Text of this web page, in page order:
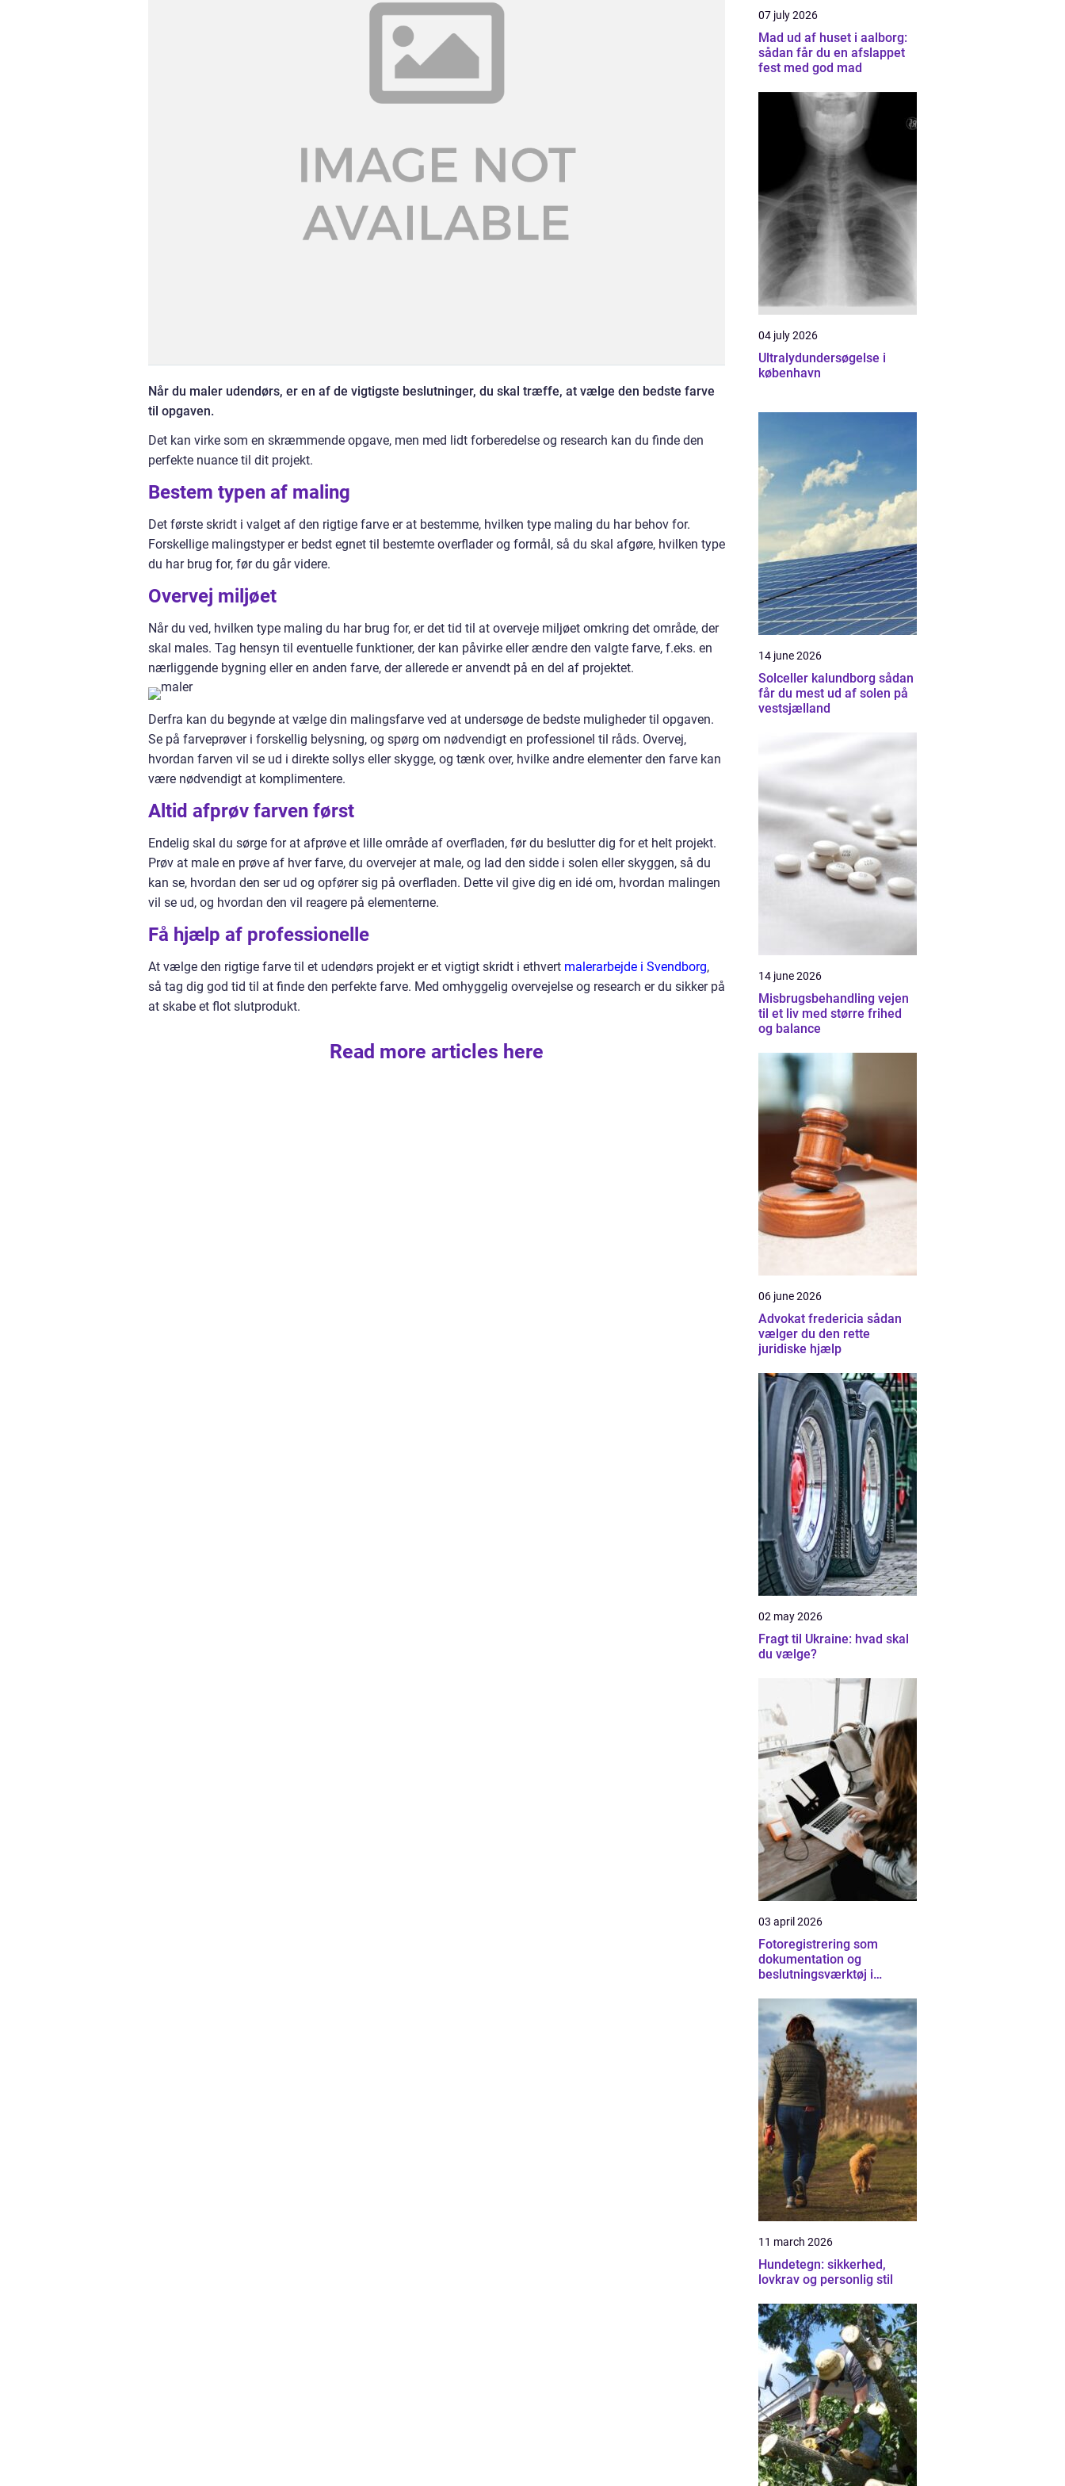
Når du maler udendørs, er en af de vigtigste beslutninger, du skal træffe, at vælge den bedste farve
til opgaven.
Det kan virke som en skræmmende opgave, men med lidt forberedelse og research kan du finde den
perfekte nuance til dit projekt.
Bestem typen af maling
Det første skridt i valget af den rigtige farve er at bestemme, hvilken type maling du har behov for.
Forskellige malingstyper er bedst egnet til bestemte overflader og formål, så du skal afgøre, hvilken type
du har brug for, før du går videre.
Overvej miljøet
Når du ved, hvilken type maling du har brug for, er det tid til at overveje miljøet omkring det område, der
skal males. Tag hensyn til eventuelle funktioner, der kan påvirke eller ændre den valgte farve, f.eks. en
nærliggende bygning eller en anden farve, der allerede er anvendt på en del af projektet.
Derfra kan du begynde at vælge din malingsfarve ved at undersøge de bedste muligheder til opgaven.
Se på farveprøver i forskellig belysning, og spørg om nødvendigt en professionel til råds. Overvej,
hvordan farven vil se ud i direkte sollys eller skygge, og tænk over, hvilke andre elementer den farve kan
være nødvendigt at komplimentere.
Altid afprøv farven først
Endelig skal du sørge for at afprøve et lille område af overfladen, før du beslutter dig for et helt projekt.
Prøv at male en prøve af hver farve, du overvejer at male, og lad den sidde i solen eller skyggen, så du
kan se, hvordan den ser ud og opfører sig på overfladen. Dette vil give dig en idé om, hvordan malingen
vil se ud, og hvordan den vil reagere på elementerne.
Få hjælp af professionelle
At vælge den rigtige farve til et udendørs projekt er et vigtigt skridt i ethvert malerarbejde i Svendborg,
så tag dig god tid til at finde den perfekte farve. Med omhyggelig overvejelse og research er du sikker på
at skabe et flot slutprodukt.
Read more articles here
07 july 2026
Mad ud af huset i aalborg:
sådan får du en afslappet
fest med god mad
04 july 2026
Ultralydundersøgelse i
københavn
14 june 2026
Solceller kalundborg sådan
får du mest ud af solen på
vestsjælland
14 june 2026
Misbrugsbehandling vejen
til et liv med større frihed
og balance
06 june 2026
Advokat fredericia sådan
vælger du den rette
juridiske hjælp
02 may 2026
Fragt til Ukraine: hvad skal
du vælge?
03 april 2026
Fotoregistrering som
dokumentation og
beslutningsværktøj i
11 march 2026
Hundetegn: sikkerhed,
lovkrav og personlig stil